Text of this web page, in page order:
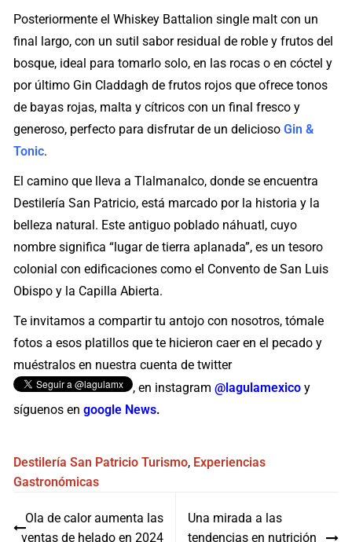
Posteriormente el Whiskey Battalion single malt con un
final largo, con un sutil sabor residual de roble y frutos del
bosque, ideal para tomarlo solo, en las rocas o en cóctel y
por último Gin Claddagh de frutos rojos que ofrece tonos
de bayas rojas, malta y cítricos con un final fresco y
generoso, perfecto para disfrutar de un deliciosoGin &
Tonic.
El camino que lleva a Tlalmanalco, donde se encuentra
Destilería San Patricio, está marcado por la historia y la
belleza natural. Este antiguo poblado náhuatl, cuyo
nombre significa “lugar de tierra aplanada”, es un tesoro
colonial con edificaciones como el Convento de San Luis
Obispo y la Capilla Abierta.
Te invitamos a compartir tu antojo con nosotros, tómale
fotos a esos platillos que te hicieron caer en el pecado y
muéstralos en nuestra cuenta de twitter
, en instagram@lagulamexico y
síguenos engoogle News.
Destilería San Patricio Turismo, Experiencias
Gastronómicas
deOla de calor aumenta las
ventas de helado en 2024
Una mirada a las
tendencias en nutrición